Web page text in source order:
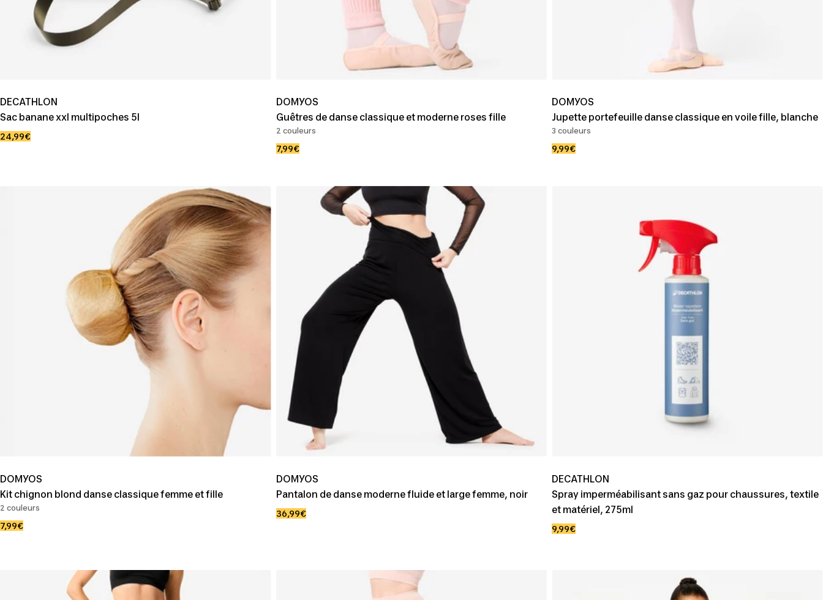
DECATHLON
Sac banane xxl multipoches 5l
Prix
24,99€
DOMYOS
Guêtres de danse classique et moderne roses fille
2 couleurs
Prix
7,99€
DOMYOS
Jupette portefeuille danse classique en voile fille, blanche
3 couleurs
Prix
9,99€
DOMYOS
Kit chignon blond danse classique femme et fille
2 couleurs
Prix
7,99€
DOMYOS
Pantalon de danse moderne fluide et large femme, noir
Prix
36,99€
DECATHLON
Spray imperméabilisant sans gaz pour chaussures, textile
et matériel, 275ml
Prix
9,99€